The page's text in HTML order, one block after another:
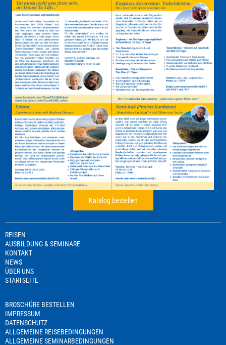
Katalog bestellen
REISEN
AUSBILDUNG & SEMINARE
KONTAKT
NEWS
ÜBER UNS
STARTSEITE
BROSCHÜRE BESTELLEN
IMPRESSUM
DATENSCHUTZ
ALLGEMEINE REISEBEDINGUNGEN
ALLGEMEINE SEMINARBEDINGUNGEN